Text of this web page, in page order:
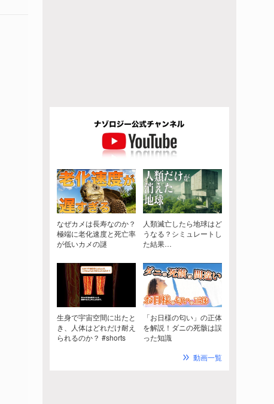
なぜカメは長寿なのか？
極端に老化速度と死亡率
が低いカメの謎
人類滅亡したら地球はど
うなる？シミュレートし
た結果…
生身で宇宙空間に出たと
き、人体はどれだけ耐え
られるのか？ #shorts
「お日様の匂い」の正体
を解説！ダニの死骸は誤
った知識
動画一覧